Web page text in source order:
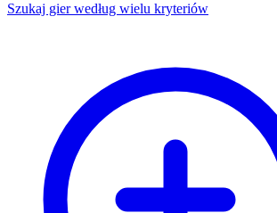
Szukaj gier według wielu kryteriów